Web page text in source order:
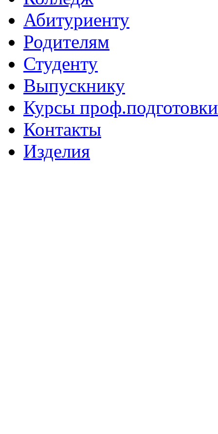
Абитуриенту
Родителям
Студенту
Выпускнику
Курсы проф.подготовки
Контакты
Изделия